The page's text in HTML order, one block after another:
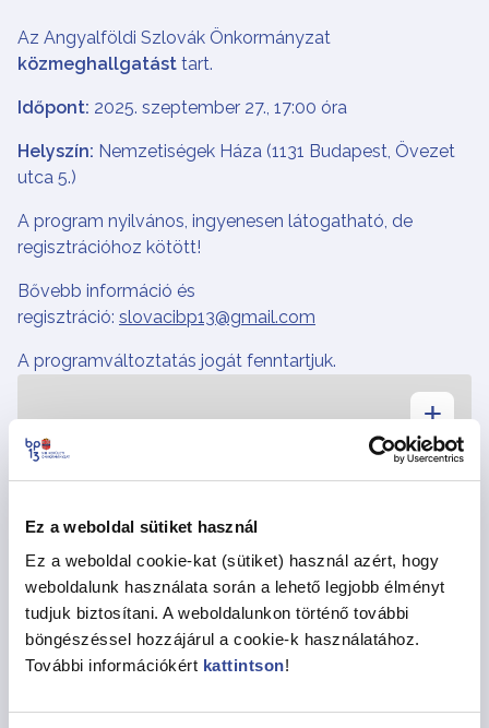
Ez a weboldal sütiket használ
Ez a weboldal cookie-kat (sütiket) használ azért, hogy
weboldalunk használata során a lehető legjobb élményt
tudjuk biztosítani. A weboldalunkon történő további
böngészéssel hozzájárul a cookie-k használatához.
További információkért kattintson!
Az Angyalföldi Szlovák Önkormányzat
közmeghallgatást tart.
Időpont: 2025. szeptember 27., 17:00 óra
Helyszín: Nemzetiségek Háza (1131 Budapest, Övezet
utca 5.)
A program nyilvános, ingyenesen látogatható, de
regisztrációhoz kötött!
Bővebb információ és
regisztráció: slovacibp13@gmail.com
A programváltoztatás jogát fenntartjuk.
+
−